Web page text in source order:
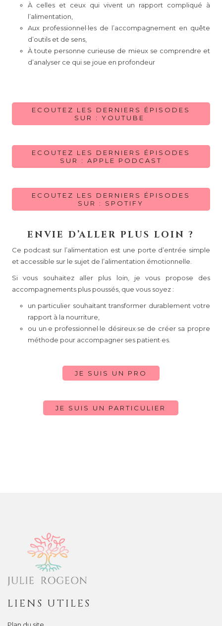
À celles et ceux qui vivent un rapport compliqué à
l’alimentation,
Aux professionnel·les de l’accompagnement en quête
d’outils et de sens,
À toute personne curieuse de mieux se comprendre et
d’analyser ce qui se joue en profondeur
ECOUTEZ LES DERNIERS ÉPISODES
SUR : YOUTUBE
ECOUTEZ LES DERNIERS ÉPISODES
SUR : APPLE PODCAST
ECOUTEZ LES DERNIERS ÉPISODES
SUR : SPOTIFY
ENVIE D’ALLER PLUS LOIN ?
Ce podcast sur l’alimentation est une porte d’entrée simple
et accessible sur le sujet de l’alimentation émotionnelle.
Si vous souhaitez aller plus loin, je vous propose des
accompagnements plus poussés, que vous soyez :
un particulier souhaitant transformer durablement votre
rapport à la nourriture,
ou un·e professionnel·le désireux·se de créer sa propre
méthode pour accompagner ses patient·es.
JE SUIS UN PRO
JE SUIS UN PARTICULIER
LIENS UTILES
Plan du site